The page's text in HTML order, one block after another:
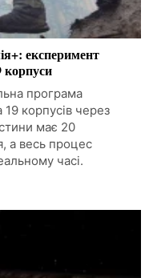
експеримент
корпуси
програма
корпусів через
має 20
а весь процес
часі.